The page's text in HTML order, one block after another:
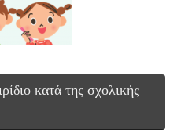
κατά της σχολικής